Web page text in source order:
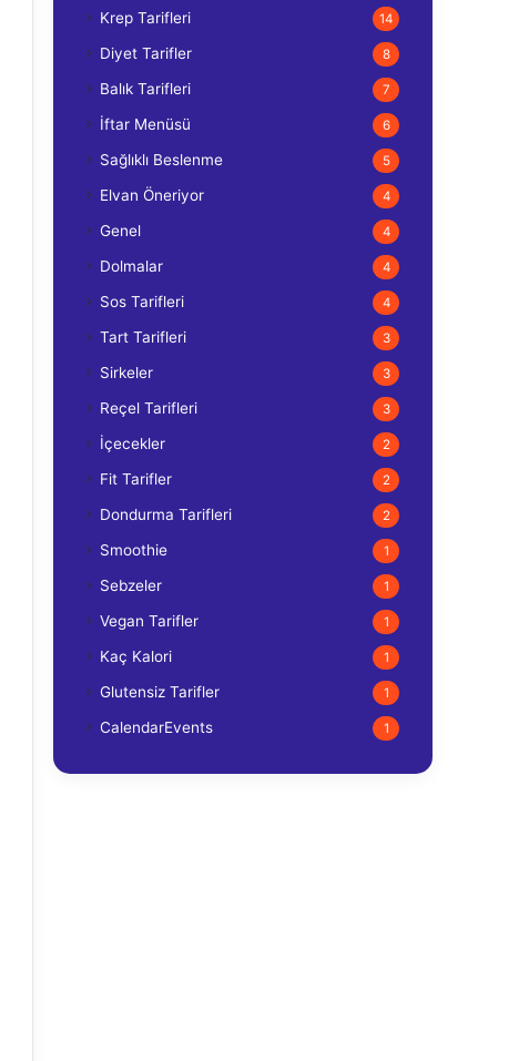
Krep Tarifleri 14
Diyet Tarifler 8
Balık Tarifleri 7
İftar Menüsü 6
Sağlıklı Beslenme 5
Elvan Öneriyor 4
Genel 4
Dolmalar 4
Sos Tarifleri 4
Tart Tarifleri 3
Sirkeler 3
Reçel Tarifleri 3
İçecekler 2
Fit Tarifler 2
Dondurma Tarifleri 2
Smoothie 1
Sebzeler 1
Vegan Tarifler 1
Kaç Kalori 1
Glutensiz Tarifler 1
CalendarEvents 1